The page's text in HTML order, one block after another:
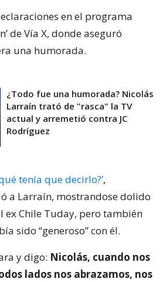
en el programa
de Vía X, donde aseguró
una humorada.
¿Todo fue una humorada? Nicolás
Larraín trató de "rasca" la TV
actual y arremetió contra JC
Rodríguez
tenía que decirlo?’,
a Larraín, mostrandose dolido
ex Chile Tuday, pero también
sido “generoso” con él.
y digo: Nicolás, cuando nos
lados nos abrazamos, nos